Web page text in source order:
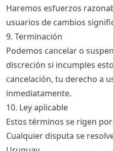
Haremos esfuerzos
usuarios de cambios
9. Terminación
Podemos cancelar o
discreción si incumples
cancelación, tu derecho a
inmediatamente.
10. Ley aplicable
Estos términos se rigen
Cualquier disputa se